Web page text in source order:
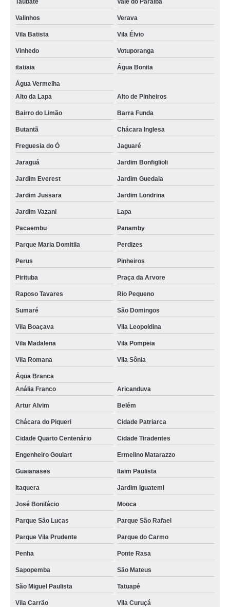
Taubaté Vale do Paraíba
Valinhos Verava
Vila Batista Vila Élvio
Vinhedo Votuporanga
itatiaia Água Bonita
Água Vermelha
Alto da Lapa
Alto de Pinheiros
Bairro do Limão Barra Funda
Butantã Chácara Inglesa
Freguesia do Ó Jaguaré
Jaraguá Jardim Bonfiglioli
Jardim Everest Jardim Guedala
Jardim Jussara Jardim Londrina
Jardim Vazani Lapa
Pacaembu Panamby
Parque Maria Domitila Perdizes
Perus Pinheiros
Pirituba Praça da Arvore
Raposo Tavares Rio Pequeno
Sumaré São Domingos
Vila Boaçava Vila Leopoldina
Vila Madalena Vila Pompeia
Vila Romana Vila Sônia
Água Branca
Anália Franco
Aricanduva
Artur Alvim Belém
Chácara do Piqueri Cidade Patriarca
Cidade Quarto Centenário Cidade Tiradentes
Engenheiro Goulart Ermelino Matarazzo
Guaianases Itaim Paulista
Itaquera Jardim Iguatemi
José Bonifácio Mooca
Parque São Lucas Parque São Rafael
Parque Vila Prudente Parque do Carmo
Penha Ponte Rasa
Sapopemba São Mateus
São Miguel Paulista Tatuapé
Vila Carrão Vila Curuçá